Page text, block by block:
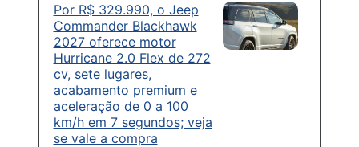
Por R$ 329.990, o Jeep
Commander Blackhawk
2027 oferece motor
Hurricane 2.0 Flex de 272
cv, sete lugares,
acabamento premium e
aceleração de 0 a 100
km/h em 7 segundos; veja
se vale a compra